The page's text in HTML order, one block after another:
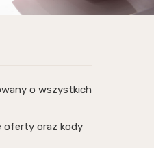
o wszystkich
oferty oraz kody